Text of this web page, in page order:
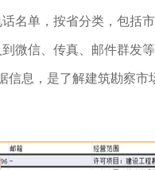
名单，按省分类，包括
微信、传真、邮件群发等
信息，是了解建筑勘察市